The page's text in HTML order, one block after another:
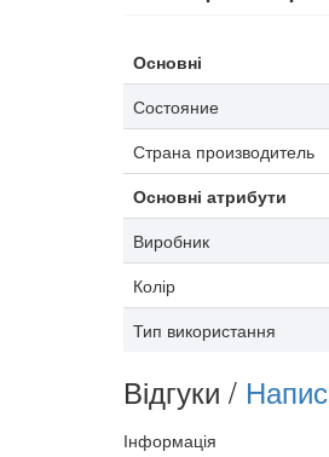
Основні
Состояние
Страна производитель
Основні атрибути
Виробник
Колір
Тип використання
Відгуки /
Інформація